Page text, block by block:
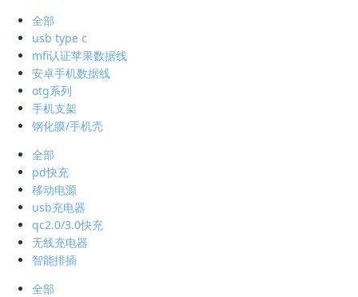
全部
usb type c
mfi认证苹果数据线
安卓手机数据线
otg系列
手机支架
钢化膜/手机壳
全部
pd快充
移动电源
usb充电器
qc2.0/3.0快充
无线充电器
智能排插
全部